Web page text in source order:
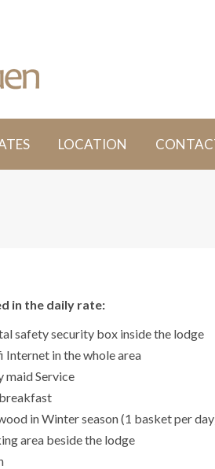
LOCATION
in the daily rate:
safety security box inside the lodge
Internet in the whole area
maid Service
in Winter season (1 basket per
area beside the lodge